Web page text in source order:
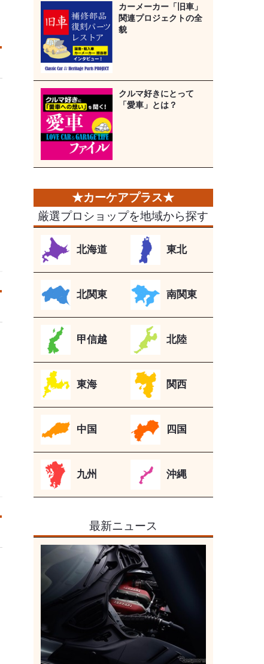
カーメーカー「旧車」
関連プロジェクトの全
貌
クルマ好きにとって
「愛車」とは？
厳選プロショップを地域から探す
北海道 東北
北関東 南関東
甲信越 北陸
東海 関西
中国 四国
九州 沖縄
最新ニュース